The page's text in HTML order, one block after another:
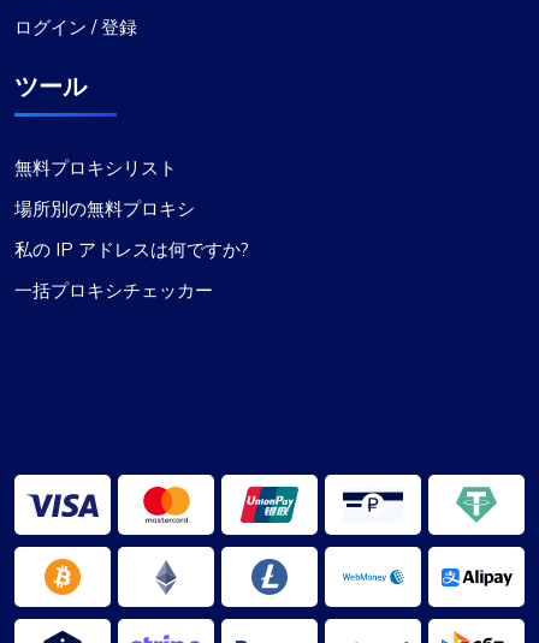
ネスの成功と成長を祈っています!
ジェームス・ジョンソン
な要件に適した、幅広いプロキシ オプションが特
に際立っています。さらに、価格設定は非常に競
争力があり、提供される高品質に対して優れた価
値を提供しています。カスタマー サポートも特筆
に値します。常に応答性が高く、非常に役立ちま
す。優れたプロキシ サービスを必要とする人にと
ログイン / 登録
ツール
無料プロキシリスト
場所別の無料プロキシ
私の IP アドレスは何ですか?
一括プロキシチェッカー